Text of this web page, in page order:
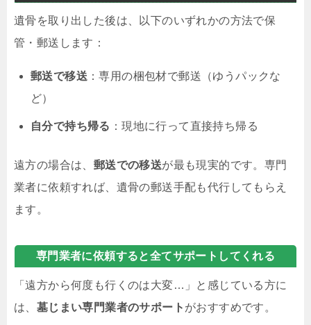
遺骨を取り出した後は、以下のいずれかの方法で保
管・郵送します：
郵送で移送 ：専用の梱包材で郵送（ゆうパックな
ど）
自分で持ち帰る ：現地に行って直接持ち帰る
遠方の場合は、 郵送での移送が最も現実的です。専門
業者に依頼すれば、遺骨の郵送手配も代行してもらえ
ます。
専門業者に依頼すると全てサポートしてくれる
「遠方から何度も行くのは大変…」と感じている方に
は、 墓じまい専門業者のサポート がおすすめです。